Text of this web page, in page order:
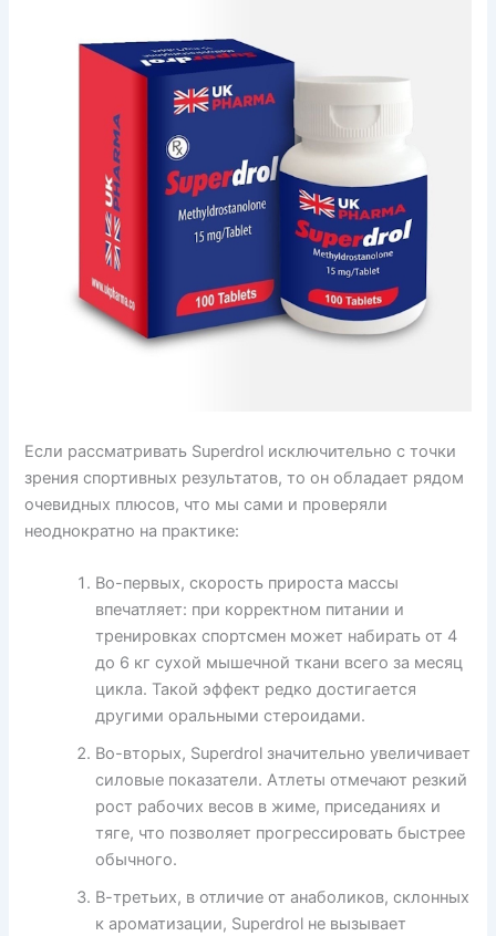
Если рассматривать Superdrol исключительно с точки
зрения спортивных результатов, то он обладает рядом
очевидных плюсов, что мы сами и проверяли
неоднократно на практике:
Во-первых, скорость прироста массы
впечатляет: при корректном питании и
тренировках спортсмен может набирать от 4
до 6 кг сухой мышечной ткани всего за месяц
цикла. Такой эффект редко достигается
другими оральными стероидами.
Во-вторых, Superdrol значительно увеличивает
силовые показатели. Атлеты отмечают резкий
рост рабочих весов в жиме, приседаниях и
тяге, что позволяет прогрессировать быстрее
обычного.
В-третьих, в отличие от анаболиков, склонных
к ароматизации, Superdrol не вызывает